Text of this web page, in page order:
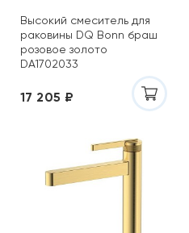
Высокий смеситель для
раковины DQ Bonn браш
розовое золото
DA1702033
17 205 ₽